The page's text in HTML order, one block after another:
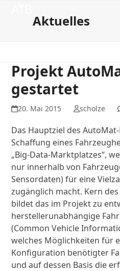
mobile
mobileAktuelles
Projekt
gestartet
20. Mai 2015 scholze
Das Hauptziel des
Schaffung eines
„Big-Data-Marktplatzes“,
nur innerhalb von
Sensordaten) für eine
zugänglich macht. Kern
bildet das im Projekt zu
herstellerunabhängige
(Common Vehicle
welches Möglichkeiten für
Konfiguration benötigter
und auf dessen Basis die